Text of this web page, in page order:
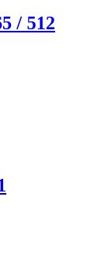
/ 512